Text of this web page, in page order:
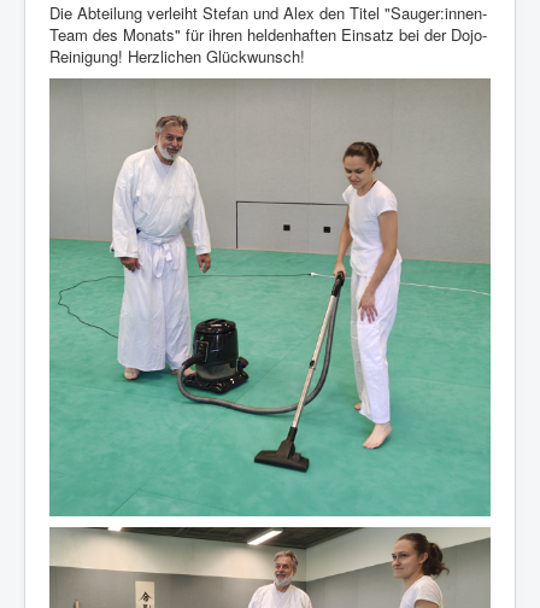
Die Abteilung verleiht Stefan und Alex den Titel "Sauger:innen-
Team des Monats" für ihren heldenhaften Einsatz bei der Dojo-
Reinigung! Herzlichen Glückwunsch!